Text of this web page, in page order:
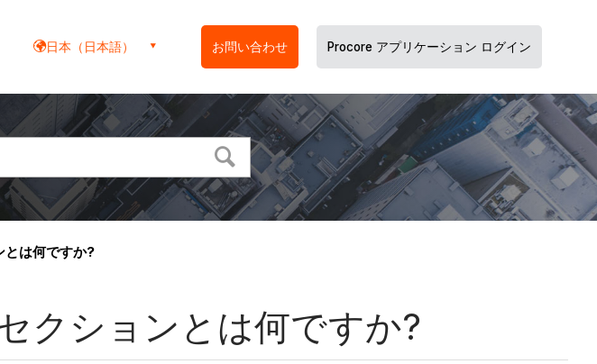
日本（日本語） お問い合わせ Procore アプリケーション ログイン
とは何ですか?
クションとは何ですか?